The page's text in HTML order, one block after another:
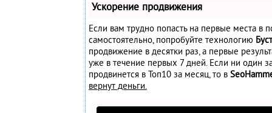
Ускорение продвижения
Если вам трудно попасть на первые места в
самостоятельно, попробуйте технологию Буст
продвижение в десятки раз, а первые
уже в течение первых 7 дней. Если ни один
продвинется в Топ10 за месяц, то в
вернут деньги.